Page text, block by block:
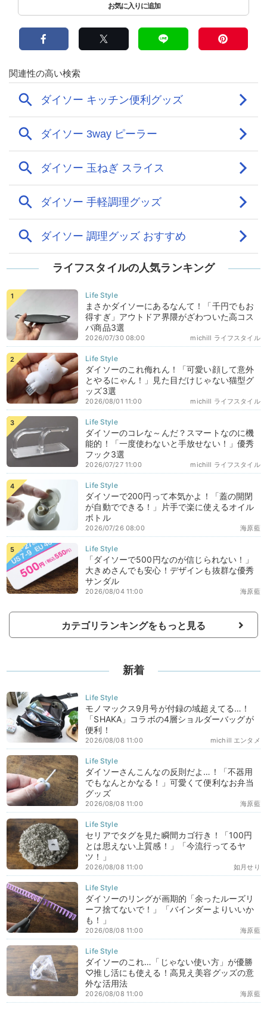
ライフスタイルの人気ランキング
まさかダイソーにあるなんて！「千円でもお
得すぎ」アウトドア界隈がざわついた高コス
パ商品3選
michill ライフスタイル
2026/07/30 08:00
ダイソーのこれ侮れん！「可愛い顔して意外
とやるにゃん！」見た目だけじゃない猫型グ
ッズ3選
michill ライフスタイル
2026/08/01 11:00
ダイソーのコレな～んだ？スマートなのに機
能的！「一度使わないと手放せない！」優秀
フック3選
michill ライフスタイル
2026/07/27 11:00
ダイソーで200円って本気かよ！「蓋の開閉
が自動でできる！」片手で楽に使えるオイル
ボトル
海原藍
2026/07/26 08:00
「ダイソーで500円なのが信じられない！」
大きめさんでも安心！デザインも抜群な優秀
サンダル
海原藍
2026/08/04 11:00
カテゴリランキングをもっと見る
新着
モノマックス9月号が付録の域超えてる…！
「SHAKA」コラボの4層ショルダーバッグが
便利！
michill エンタメ
2026/08/08 11:00
ダイソーさんこんなの反則だよ…！「不器用
でもなんとかなる！」可愛くて便利なお弁当
グッズ
海原藍
2026/08/08 11:00
セリアでタグを見た瞬間カゴ行き！「100円
とは思えない上質感！」「今流行ってるヤ
ツ！」
如月せり
2026/08/08 11:00
ダイソーのリングが画期的「余ったルーズリ
ーフ捨てないで！」「バインダーよりいいか
も！」
海原藍
2026/08/08 11:00
ダイソーのこれ…「じゃない使い方」が優勝
♡推し活にも使える！高見え美容グッズの意
外な活用法
海原藍
2026/08/08 11:00